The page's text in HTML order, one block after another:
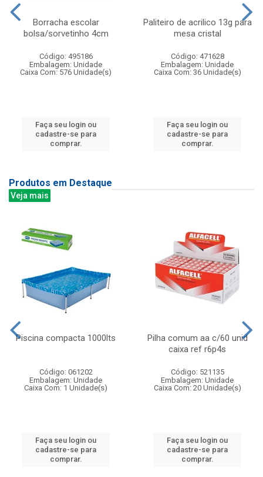
Borracha escolar
bolsa/sorvetinho 4cm
Código: 495186
Embalagem: Unidade
Caixa Com: 576 Unidade(s)
Faça seu login ou
cadastre-se para
comprar.
Paliteiro de acrilico 13g para
mesa cristal
Código: 471628
Embalagem: Unidade
Caixa Com: 36 Unidade(s)
Faça seu login ou
cadastre-se para
comprar.
Produtos em Destaque
Veja mais
Piscina compacta 1000lts
Código: 061202
Embalagem: Unidade
Caixa Com: 1 Unidade(s)
Faça seu login ou
cadastre-se para
comprar.
Pilha comum aa c/60 unid
caixa ref r6p4s
Código: 521135
Embalagem: Unidade
Caixa Com: 20 Unidade(s)
Faça seu login ou
cadastre-se para
comprar.